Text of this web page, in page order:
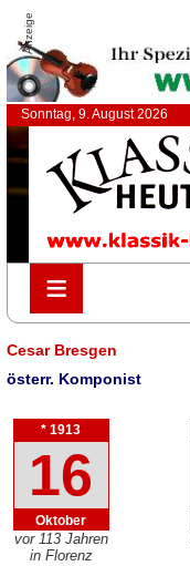
Anzeige
Sonntag, 9. August 2026
≡
≡
Cesar Bresgen
österr. Komponist
* 1913
16
Oktober
vor 113 Jahren
in Florenz